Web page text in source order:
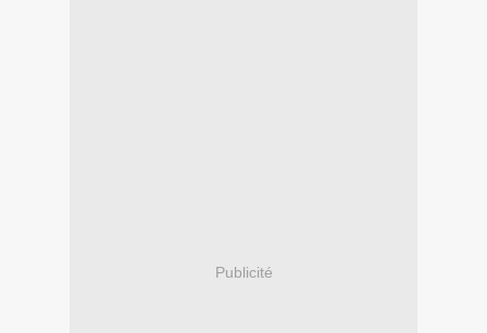
Publicité